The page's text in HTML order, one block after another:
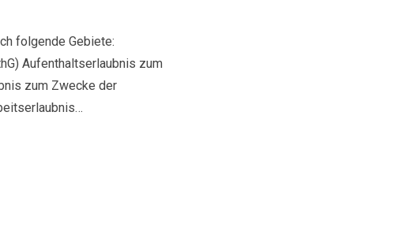
folgende Gebiete:
Aufenthaltserlaubnis zum
zum Zwecke der